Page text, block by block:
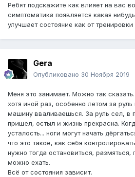
Ребят подскажите как влияет на вас
симптоматика появляется какая
улучшает состояние как от тренировки
Gera
Опубликовано 30 Ноября 2019
Меня это занимает. Можно так
хотя иной раз, особенно летом за руль
машину вваливаешься. За руль сел, в
пришел, остыл и жизнь прекрасна.
усталость... ноги могут начать
что это такое, как себя
нужно тогда остановиться, размяться,
можно ехать.
Всё от состояния зависит.